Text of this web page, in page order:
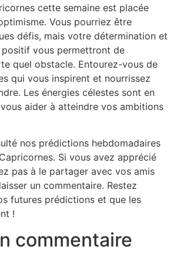
cette semaine est placée
Vous pourriez être
défis, mais votre détermination et
positif vous permettront de
quel obstacle. Entourez-vous de
qui vous inspirent et nourrissez
Les énergies célestes sont en
aider à atteindre vos ambitions
nos prédictions hebdomadaires
Si vous avez apprécié
pas à le partager avec vos amis
un commentaire. Restez
futures prédictions et que les
!
commentaire